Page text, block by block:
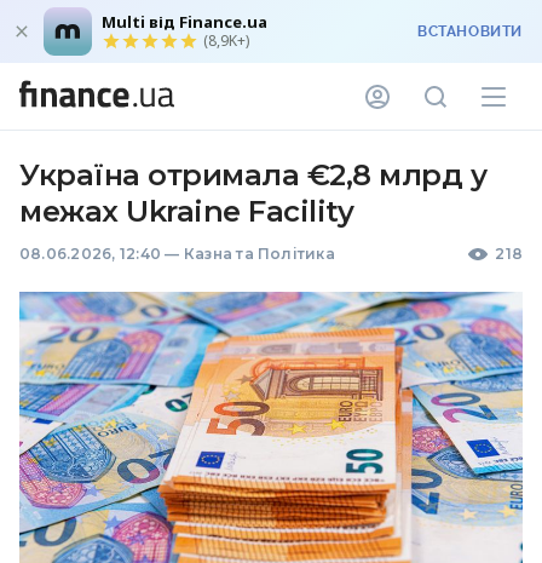
Multi від Finance.ua
(8,9K+) ВСТАНОВИТИ
Україна отримала €2,8 млрд у
межах Ukraine Facility
08.06.2026, 12:40 — Казна та Політика 218